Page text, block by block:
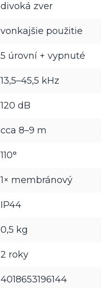
divoká zver
vonkajšie použitie
5 úrovní + vypnuté
13,5–45,5 kHz
120 dB
cca 8–9 m
110°
1× membránový
IP44
0,5 kg
2 roky
4018653196144